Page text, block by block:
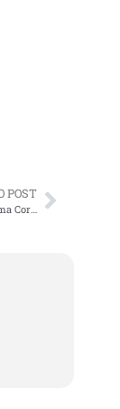
POST
Um Tênis Correto Pode Ser um Complemento Ideal para uma Corrida